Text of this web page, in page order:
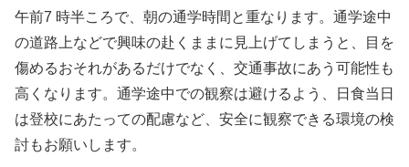
午前7 時半ころで、朝の通学時間と重なります。通学途中
の道路上などで興味の赴くままに見上げてしまうと、目を
傷めるおそれがあるだけでなく、交通事故にあう可能性も
高くなります。通学途中での観察は避けるよう、日食当日
は登校にあたっての配慮など、安全に観察できる環境の検
討もお願いします。